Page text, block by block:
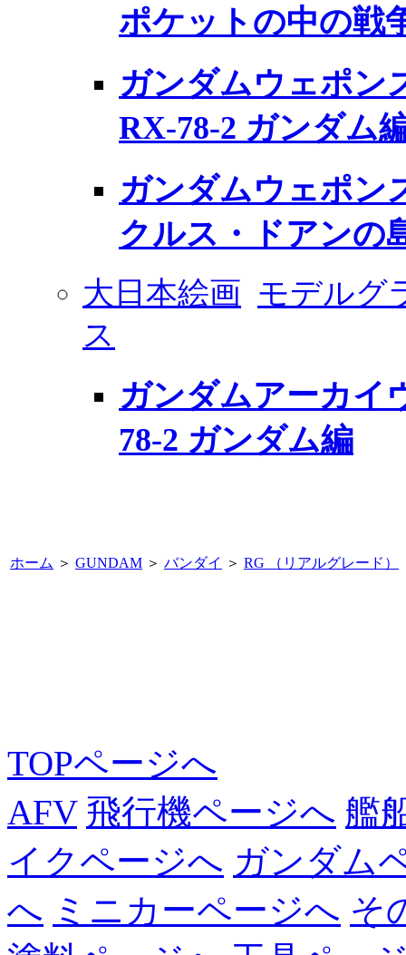
ポケットの中の戦
ガンダムウェポン
RX-78-2 ガンダム
ガンダムウェポン
クルス・ドアンの
大日本絵画 モデルグ
ス
ガンダムアーカイ
78-2 ガンダム編
ホーム ＞ GUNDAM ＞ バンダイ ＞ RG （リアルグレード）
TOPページへ
AFV 飛行機ページへ 艦
イクページへ ガンダム
へ ミニカーページへ そ